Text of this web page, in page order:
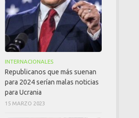
INTERNACIONALES
Republicanos que más suenan
para 2024 serían malas noticias
para Ucrania
15 MARZO 2023